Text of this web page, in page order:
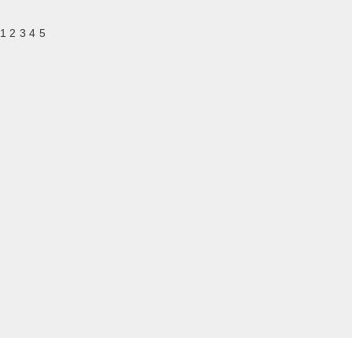
1 2 3 4 5